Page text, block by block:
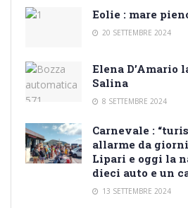
Eolie : mare
20 SETTEMBRE 2024
Elena D’Amario
Salina
8 SETTEMBRE 2024
Carnevale :
allarme da
Lipari e oggi la
dieci auto e un
13 SETTEMBRE 2024